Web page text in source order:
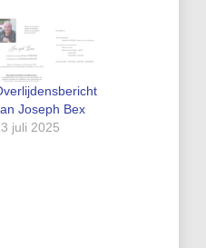
Joseph Bex
juli 2025